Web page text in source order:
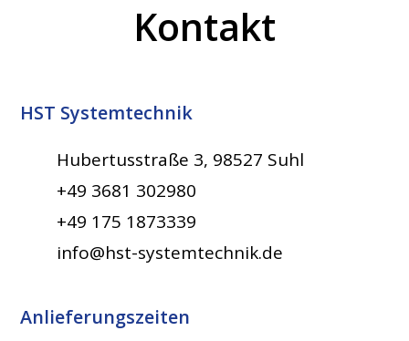
Kontakt
HST Systemtechnik
Hubertusstraße 3, 98527 Suhl
+49 3681 302980
+49 175 1873339
info@hst-systemtechnik.de
Anlieferungszeiten